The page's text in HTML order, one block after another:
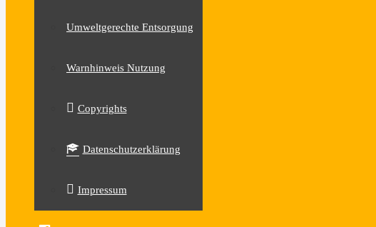
Umweltgerechte Entsorgung
Warnhinweis Nutzung
Copyrights
Datenschutzerklärung
Impressum